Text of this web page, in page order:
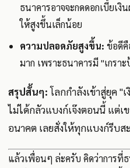
ธนาคารอาจจะกดดอกเบี้ยเงิ
ให้สูงขึ้นเล็กน้อย
ความปลอดภัยสูงขึ้น: ข้อดีคื
มาก เพราะธนาคารมี "เกร
สรุปสั้นๆ:โลกกำลังเข้าสู่ยุค "
ไม่ได้กลัวแบงก์เจ๊งตอนนี้ แต่เ
อนาคต เลยสั่งให้ทุกแบงก์รีบ
แล้วเพื่อนๆ ล่ะครับ คิดว่าการที่